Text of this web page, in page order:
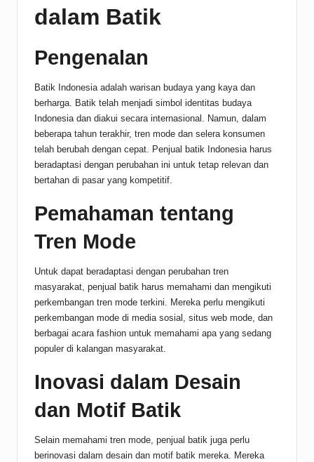
dalam Batik
Pengenalan
Batik Indonesia adalah warisan budaya yang kaya dan
berharga. Batik telah menjadi simbol identitas budaya
Indonesia dan diakui secara internasional. Namun, dalam
beberapa tahun terakhir, tren mode dan selera konsumen
telah berubah dengan cepat. Penjual batik Indonesia harus
beradaptasi dengan perubahan ini untuk tetap relevan dan
bertahan di pasar yang kompetitif.
Pemahaman tentang
Tren Mode
Untuk dapat beradaptasi dengan perubahan tren
masyarakat, penjual batik harus memahami dan mengikuti
perkembangan tren mode terkini. Mereka perlu mengikuti
perkembangan mode di media sosial, situs web mode, dan
berbagai acara fashion untuk memahami apa yang sedang
populer di kalangan masyarakat.
Inovasi dalam Desain
dan Motif Batik
Selain memahami tren mode, penjual batik juga perlu
berinovasi dalam desain dan motif batik mereka. Mereka